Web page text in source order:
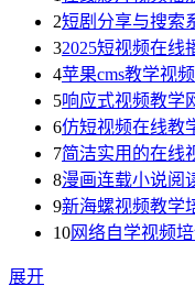
2短剧分享与搜索
32025短视频在线
4苹果cms教学视
5响应式视频教学
6仿短视频在线教
7简洁实用的在线
8漫画连载小说阅
9新海螺视频教学
10网络自学视频
展开